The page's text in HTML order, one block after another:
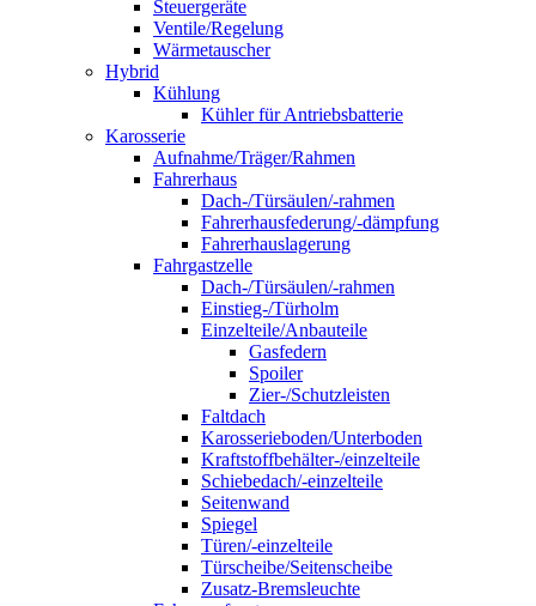
Steuergeräte
Ventile/Regelung
Wärmetauscher
Hybrid
Kühlung
Kühler für Antriebsbatterie
Karosserie
Aufnahme/Träger/Rahmen
Fahrerhaus
Dach-/Türsäulen/-rahmen
Fahrerhausfederung/-dämpfung
Fahrerhauslagerung
Fahrgastzelle
Dach-/Türsäulen/-rahmen
Einstieg-/Türholm
Einzelteile/Anbauteile
Gasfedern
Spoiler
Zier-/Schutzleisten
Faltdach
Karosserieboden/Unterboden
Kraftstoffbehälter-/einzelteile
Schiebedach/-einzelteile
Seitenwand
Spiegel
Türen/-einzelteile
Türscheibe/Seitenscheibe
Zusatz-Bremsleuchte